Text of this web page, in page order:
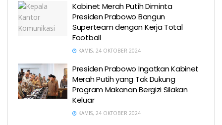
Kabinet Merah Putih Diminta
Presiden Prabowo Bangun
Superteam dengan Kerja Total
Football
KAMIS, 24 OKTOBER 2024
Presiden Prabowo Ingatkan Kabinet
Merah Putih yang Tak Dukung
Program Makanan Bergizi Silakan
Keluar
KAMIS, 24 OKTOBER 2024